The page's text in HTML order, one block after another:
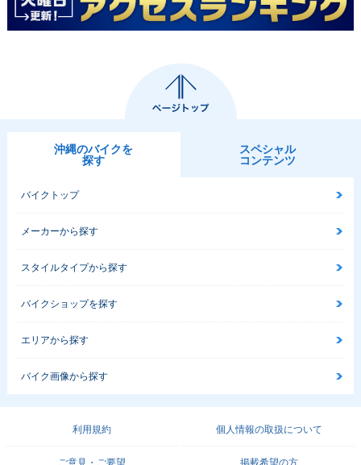
沖縄のバイクを
探す
スペシャル
コンテンツ
バイクトップ
メーカーから探す
スタイルタイプから探す
バイクショップを探す
エリアから探す
バイク画像から探す
利用規約 個人情報の取扱について